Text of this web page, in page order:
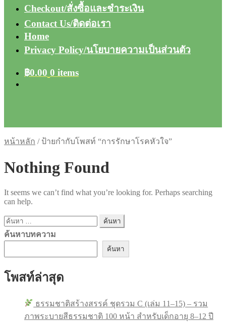
Checkout/สั่งซื้อและชำระเงิน
Contact Us/ติดต่อเรา
Home
Privacy Policy/นโยบายความเป็นส่วนตัว
฿0.00 0 items
หน้าหลัก / ป้ายกำกับโพสท์ “การรักษาโรคหัวใจ”
Nothing Found
It seems we can’t find what you’re looking for. Perhaps searching
can help.
ค้นหา
สำหรับ:
ค้นหาบทความ
ค้นหา
โพสท์ล่าสุด
ธรรมชาติสร้างสรรค์ ชุดรวม C (เล่ม 11–15) – รวม
ภาพระบายสีธรรมชาติ 100 หน้า สำหรับเด็กอายุ 8–12 ปี